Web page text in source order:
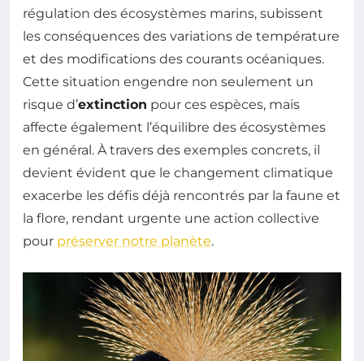
régulation des écosystèmes marins, subissent
les conséquences des variations de température
et des modifications des courants océaniques.
Cette situation engendre non seulement un
risque d’extinction pour ces espèces, mais
affecte également l’équilibre des écosystèmes
en général. À travers des exemples concrets, il
devient évident que le changement climatique
exacerbe les défis déjà rencontrés par la faune et
la flore, rendant urgente une action collective
pour préserver notre planète.